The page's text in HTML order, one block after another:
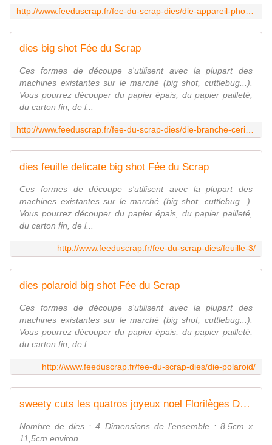
dies big shot Fée du Scrap
Ces formes de découpe s'utilisent avec la plupart des
machines existantes sur le marché (big shot, cuttlebug...).
Vous pourrez découper du papier épais, du papier pailleté,
du carton fin, de l...
dies feuille delicate big shot Fée du Scrap
Ces formes de découpe s'utilisent avec la plupart des
machines existantes sur le marché (big shot, cuttlebug...).
Vous pourrez découper du papier épais, du papier pailleté,
du carton fin, de l...
http://www.feeduscrap.fr/fee-du-scrap-dies/feuille-3/
dies polaroid big shot Fée du Scrap
Ces formes de découpe s'utilisent avec la plupart des
machines existantes sur le marché (big shot, cuttlebug...).
Vous pourrez découper du papier épais, du papier pailleté,
du carton fin, de l...
http://www.feeduscrap.fr/fee-du-scrap-dies/die-polaroid/
sweety cuts les quatros joyeux noel Florilèges Design Fée Du Scrap
Nombre de dies : 4 Dimensions de l'ensemble : 8,5cm x
11,5cm environ